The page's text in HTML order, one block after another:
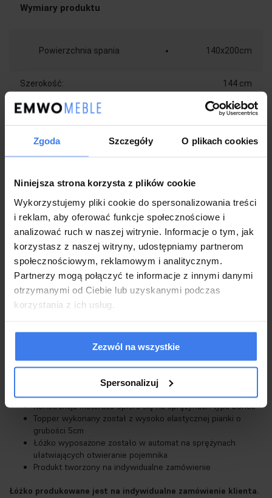
Zgoda Szczegóły O plikach cookies
Niniejsza strona korzysta z plików cookie
Wykorzystujemy pliki cookie do spersonalizowania treści
i reklam, aby oferować funkcje społecznościowe i
analizować ruch w naszej witrynie. Informacje o tym, jak
korzystasz z naszej witryny, udostępniamy partnerom
społecznościowym, reklamowym i analitycznym.
Partnerzy mogą połączyć te informacje z innymi danymi
otrzymanymi od Ciebie lub uzyskanymi podczas
korzystania z ich usług.
Zezwól na wszystkie
Spersonalizuj
Wymiary produktu
Powierzchnia spania 140x200cm
Szerokość: 144 cm
Wysokość wezgłowia 103 cm
Materiał obicia Do wyboru z listy
Kolor materiału Do wyboru
Pojemnik na pościel Tak, podwójny
Materac Wykonany ze sprężyn typu bonell
Wykonane z najwyższej jakości materiałów
Zagłówek prosty na piance
Materac główny składa się ze sprężyn kieszeniowych i
wysoko elastycznej pianki T30
Konstrukcja materaca opiera się na sprężynach typu bonell
Topper wykonany został z wysoko elastycznej pianki o
grubości 5cm
Łóżko wyposażone zostało w automat na sprężynach
ułatwiających otwieranie pojemnika
Produkt tworzony na indywidualne zamówienie
Łóżko produkowane jest na indywidualne zamówienie klienta.